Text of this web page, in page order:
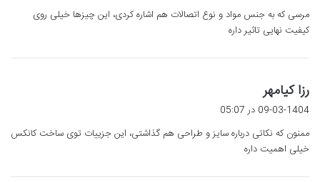
:
مرسی که به جنس مواد و نوع اتصالات هم اشاره کردی، این چیزها خیلی روی
کیفیت نهایی تاثیر داره
رزا کیامهر
ف
:
09-03-1404 در 05:07
ممنون که نکاتی درباره سایز و طراحی هم گذاشتی، این جزییات توی ساخت کانکس
خیلی اهمیت داره